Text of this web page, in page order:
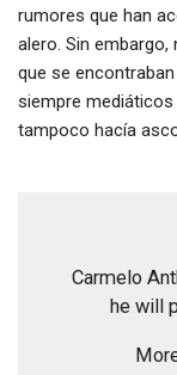
rumores que han
alero. Sin
que se
siempre mediáticos
tampoco hacía
Carmelo
he will